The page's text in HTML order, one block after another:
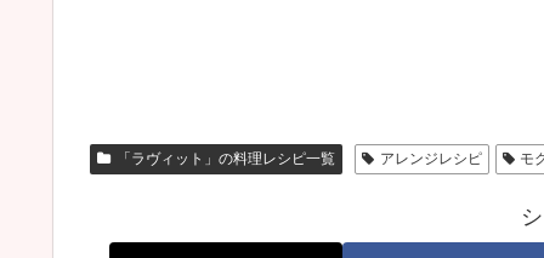
「ラヴィット」の料理レシピ一覧 アレンジレシピ モ